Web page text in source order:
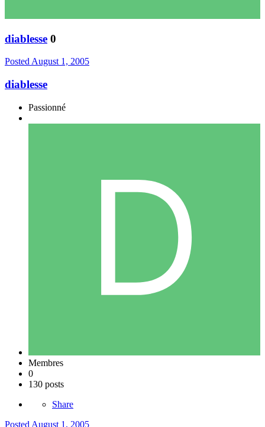
diablesse 0
PostedAugust 1, 2005
diablesse
Passionné
Membres
0
130 posts
Share
Posted August 1, 2005